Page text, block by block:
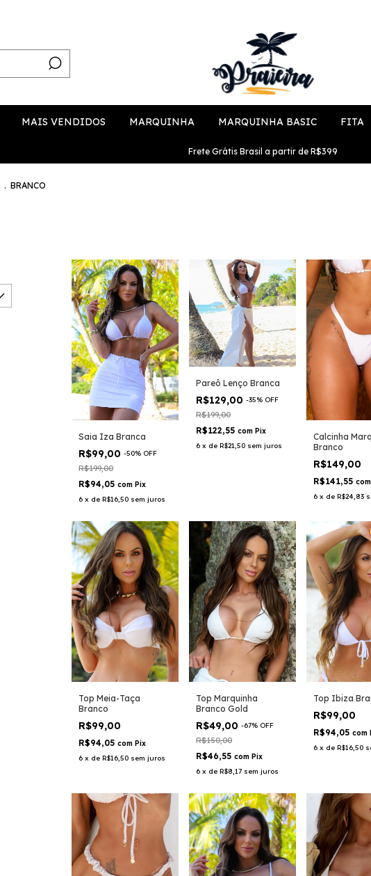
MAIS VENDIDOS MARQUINHA MARQUINHA BASIC FITA
Frete Grátis Brasil a partir de R$399
. BRANCO
Saia Iza Branca
R$99,00 -50% OFF
R$199,00
R$94,05 com Pix
6 x de R$16,50 sem juros
Pareô Lenço Branca
R$129,00 -35% OFF
R$199,00
R$122,55 com Pix
6 x de R$21,50 sem juros
Calcinha
Branco
R$149,00
R$141,55 com
6 x de R$24,83
Top Meia-Taça
Branco
R$99,00
R$94,05 com Pix
6 x de R$16,50 sem juros
Top Marquinha
Branco Gold
R$49,00 -67% OFF
R$150,00
R$46,55 com Pix
6 x de R$8,17 sem juros
Top Ibiza
R$99,00
R$94,05 com
6 x de R$16,50